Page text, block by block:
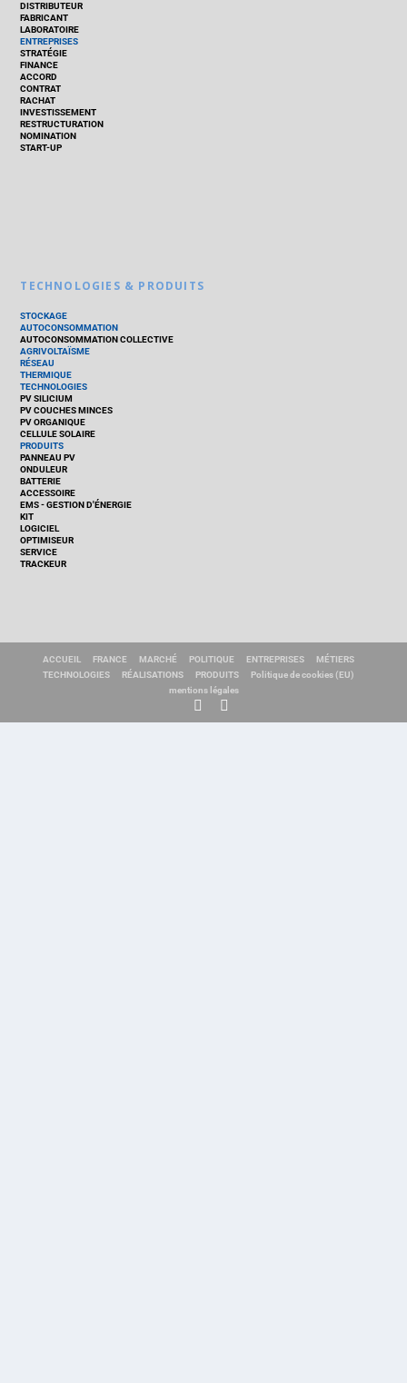
DISTRIBUTEUR
FABRICANT
LABORATOIRE
ENTREPRISES
STRATÉGIE
FINANCE
ACCORD
CONTRAT
RACHAT
INVESTISSEMENT
RESTRUCTURATION
NOMINATION
START-UP
TECHNOLOGIES & PRODUITS
STOCKAGE
AUTOCONSOMMATION
AUTOCONSOMMATION COLLECTIVE
AGRIVOLTAÏSME
RÉSEAU
THERMIQUE
TECHNOLOGIES
PV SILICIUM
PV COUCHES MINCES
PV ORGANIQUE
CELLULE SOLAIRE
PRODUITS
PANNEAU PV
ONDULEUR
BATTERIE
ACCESSOIRE
EMS - GESTION D'ÉNERGIE
KIT
LOGICIEL
OPTIMISEUR
SERVICE
TRACKEUR
ACCUEIL FRANCE MARCHÉ POLITIQUE ENTREPRISES
MÉTIERS
TECHNOLOGIES
RÉALISATIONS PRODUITS
Politique de cookies (EU)
mentions légales